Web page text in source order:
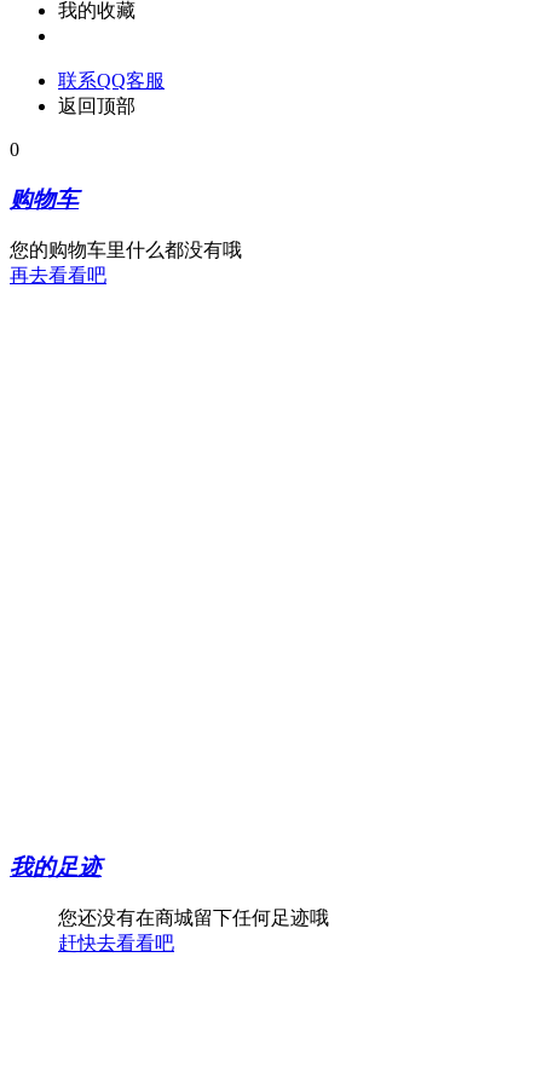
我的收藏
联系QQ客服
返回顶部
0
购物车
您的购物车里什么都没有哦
再去看看吧
我的足迹
您还没有在商城留下任何足迹哦
赶快去看看吧